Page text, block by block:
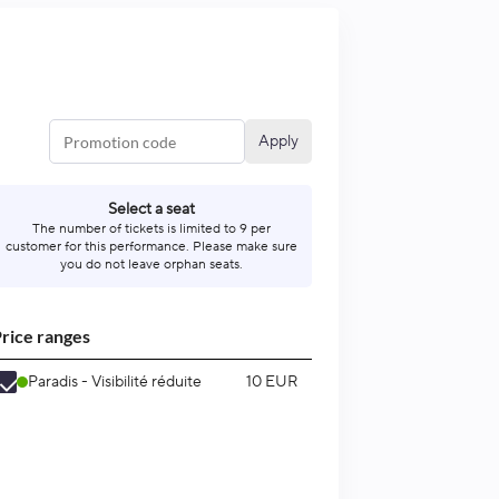
Apply
Select a seat
The number of tickets is limited to 9 per
customer for this performance. Please make sure
you do not leave orphan seats.
ranges
Paradis - Visibilité réduite 10 EUR